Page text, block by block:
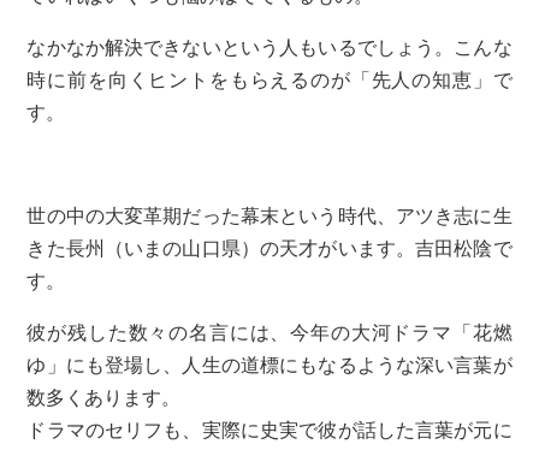
なかなか解決できないという人もいるでしょう。こんな
時に前を向くヒントをもらえるのが「先人の知恵」で
す。
世の中の大変革期だった幕末という時代、アツき志に生
きた長州（いまの山口県）の天才がいます。吉田松陰で
す。
彼が残した数々の名言には、今年の大河ドラマ「花燃
ゆ」にも登場し、人生の道標にもなるような深い言葉が
数多くあります。
ドラマのセリフも、実際に史実で彼が話した言葉が元に